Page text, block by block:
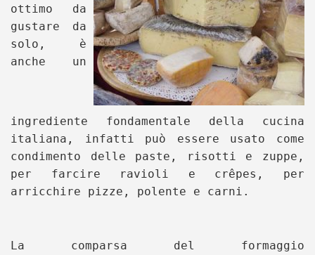
ottimo da
gustare da
solo, è
anche un
ingrediente fondamentale della cucina
italiana, infatti può essere usato come
condimento delle paste, risotti e zuppe,
per farcire ravioli e crêpes, per
arricchire pizze, polente e carni.
La comparsa del formaggio